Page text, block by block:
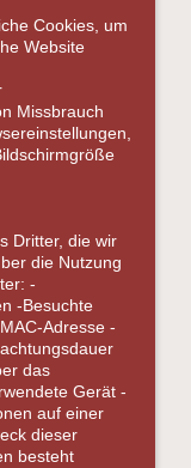
Cookies, um
Website
Missbrauch
Dritter, die wir
die Nutzung
-
-Besuchte
Adresse -
das
Gerät -
auf einer
dieser
besteht